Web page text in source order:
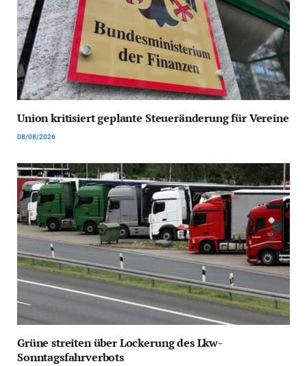
Union kritisiert geplante Steueränderung für Vereine
08/08/2026
Grüne streiten über Lockerung des Lkw-
Sonntagsfahrverbots